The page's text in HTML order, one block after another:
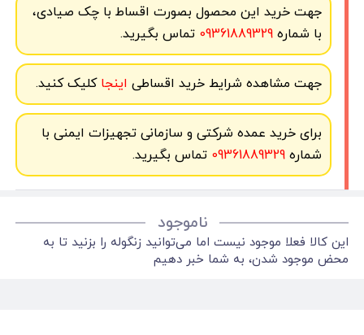
جهت خرید این محصول بصورت اقساط با چک صیادی،
با شماره09361889329 تماس بگیرید.
جهت مشاهده شرایط خرید اقساطی اینجاکلیک کنید.
برای خرید عمده شرکتی و سازمانی تجهیزات ایمنی با
شماره09361889329 تماس بگیرید.
ناموجود
این کالا فعلا موجود نیست اما می‌توانید زنگوله را بزنید تا به
محض موجود شدن، به شما خبر دهیم